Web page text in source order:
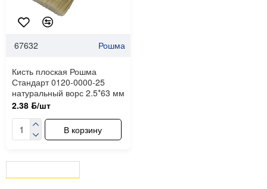
67632 Рошма
Кисть плоская Рошма
Стандарт 0120-0000-25
натуральный ворс 2.5*63 мм
2.38 ƃ/шт
В корзину